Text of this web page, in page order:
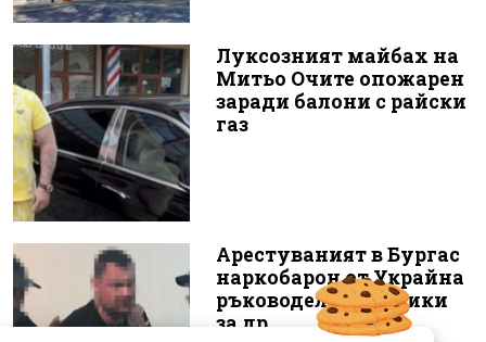
Луксозният майбах на
Митьо Очите опожарен
заради балони с райски
газ
Арестуваният в Бургас
наркобарон от Украйна
ръководел 14 фабрики
за др...